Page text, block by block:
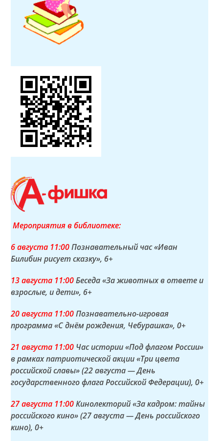
Мероприятия в библиотеке:
6 августа 11:00Познавательный час «Иван
Билибин рисует сказку», 6+
13 августа 11:00Беседа «За животных в ответе и
взрослые, и дети», 6+
20 августа 11:00Познавательно-игровая
программа «С днём рождения, Чебурашка», 0+
21 августа 11:00 Час истории «Под флагом России»
в рамках патриотической акции «Три цвета
российской славы» (22 августа — День
государственного флага Российской Федерации), 0+
27 августа 11:00Кинолекторий «За кадром: тайны
российского кино» (27 августа — День российского
кино), 0+